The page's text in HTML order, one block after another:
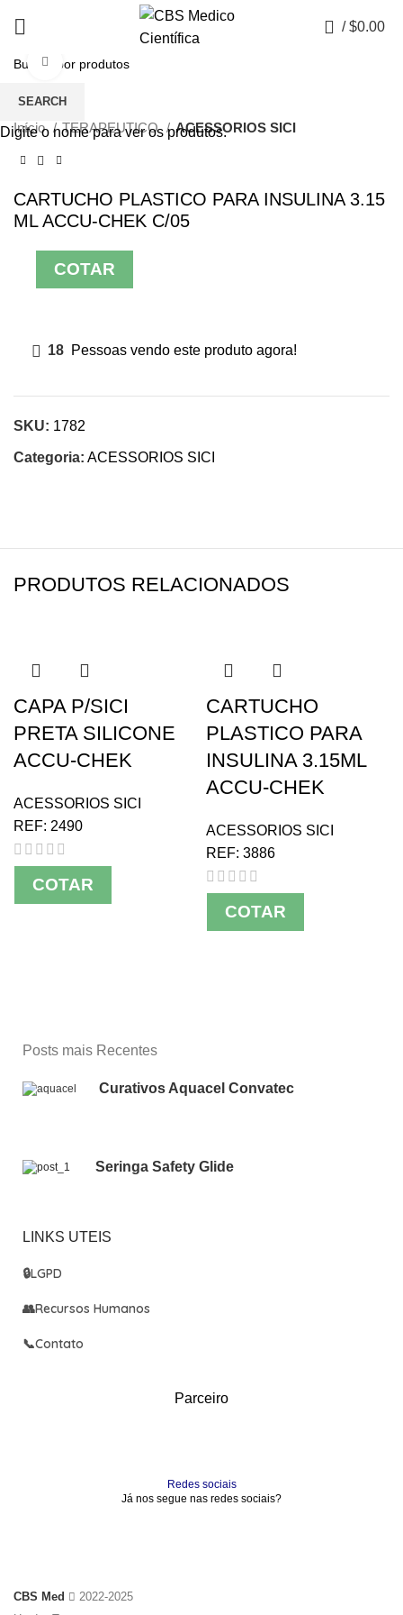
/ $0.00
Click to enlarge
Início TERAPEUTICO ACESSORIOS SICI
CARTUCHO PLASTICO PARA INSULINA 3.15
ML ACCU-CHEK C/05
COTAR
18 Pessoas vendo este produto agora!
SKU: 1782
Categoria: ACESSORIOS SICI
PRODUTOS RELACIONADOS
CAPA P/SICI
PRETA SILICONE
ACCU-CHEK
ACESSORIOS SICI
REF: 2490
COTAR
CARTUCHO
PLASTICO PARA
INSULINA 3.15ML
ACCU-CHEK
ACESSORIOS SICI
REF: 3886
COTAR
Posts mais Recentes
Curativos Aquacel Convatec
Seringa Safety Glide
LINKS UTEIS
🔒LGPD
👥Recursos Humanos
📞Contato
Parceiro
Redes sociais
Já nos segue nas redes sociais?
CBS Med
2022-2025
SEARCH
Digite o nome para ver os produtos.